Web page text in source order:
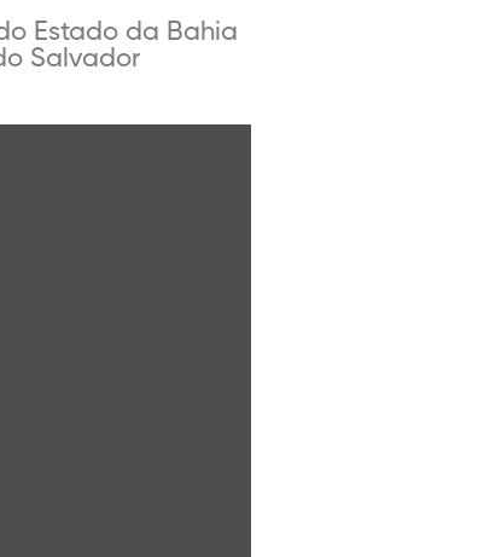
Estado da Bahia
Salvador